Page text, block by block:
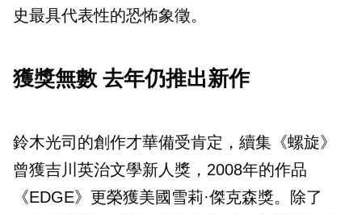
史最具代表性的恐怖象徵。
獲獎無數 去年仍推出新作
鈴木光司的創作才華備受肯定，續集《螺旋》
曾獲吉川英治文學新人獎，2008年的作品
《EDGE》更榮獲美國雪莉·傑克森獎。除了